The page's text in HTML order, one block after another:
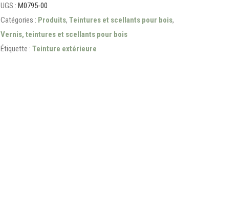
UGS : M0795-00
Catégories : Produits, Teintures et scellants pour bois,
Vernis, teintures et scellants pour bois
Étiquette : Teinture extérieure